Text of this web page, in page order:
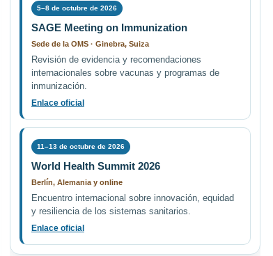
5–8 de octubre de 2026
SAGE Meeting on Immunization
Sede de la OMS · Ginebra, Suiza
Revisión de evidencia y recomendaciones
internacionales sobre vacunas y programas de
inmunización.
Enlace oficial
11–13 de octubre de 2026
World Health Summit 2026
Berlín, Alemania y online
Encuentro internacional sobre innovación, equidad
y resiliencia de los sistemas sanitarios.
Enlace oficial